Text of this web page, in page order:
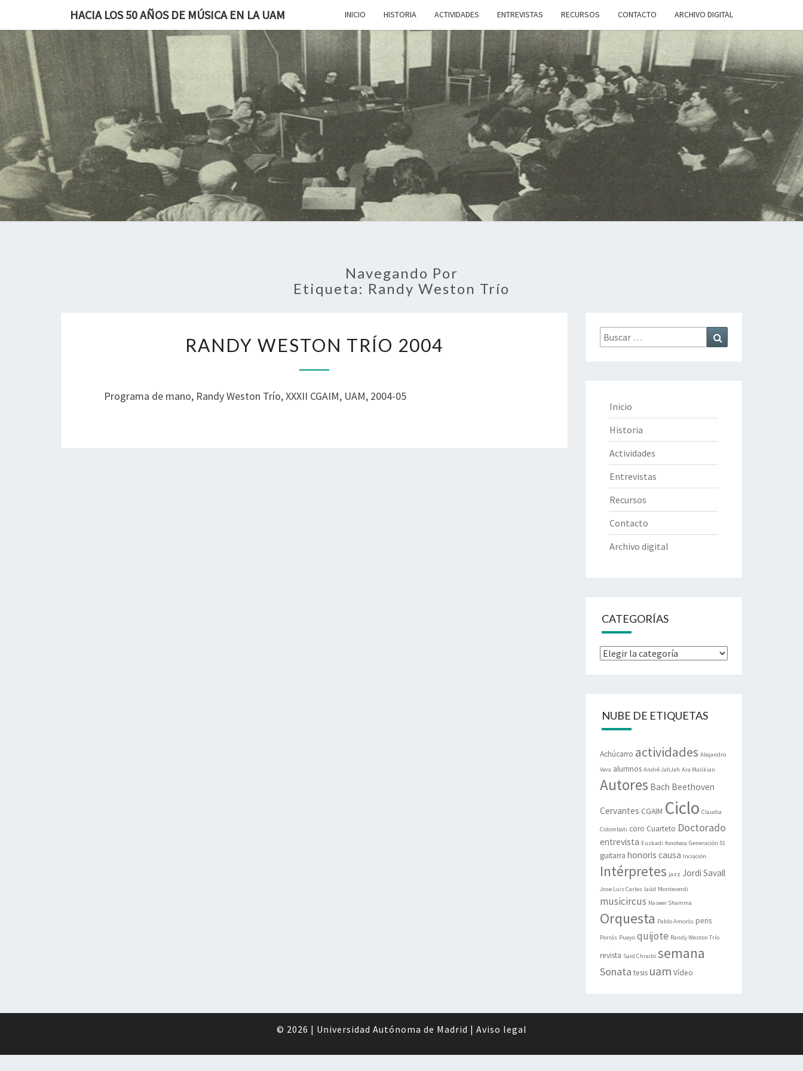
HACIA LOS 50 AÑOS DE MÚSICA EN LA UAM INICIO HISTORIA ACTIVIDADES ENTREVISTAS RECURSOS CONTACTO ARCHIVO DIGITAL
HACIA
LOS 50
AÑOS
MÚSICA
EN LA
H50MUAM
Navegando Por
Etiqueta: Randy Weston Trío
A
Y
T
RANDY WESTON TRÍO 2004
Programa de mano, Randy Weston Trío, XXXII CGAIM, UAM, 2004-05
Buscar
por:
Inicio
Historia
Actividades
Entrevistas
Recursos
Contacto
Archivo digital
CATEGORÍAS
Categorías
NUBE DE ETIQUETAS
Achúcarro actividades Alejandro
Vera alumnos André JahJah Ara Malikian
Autores Bach Beethoven
Cervantes CGAIM Ciclo Claudia
Colombati coro Cuarteto Doctorado
entrevista Euskadi fonoteca Generación 51
guitarra honoris causa Inciación
Intérpretes jazz Jordi Savall
Jose Luis Carles laúd Monteverdi
musicircus Naseer Shamma
Orquesta Pablo Amorós peris
Porrás Pueyo quijote Randy Weston Trío
revista Said Chraibi semana
Sonata tesis uam Vídeo
© 2026 | Universidad Autónoma de Madrid | Aviso legal